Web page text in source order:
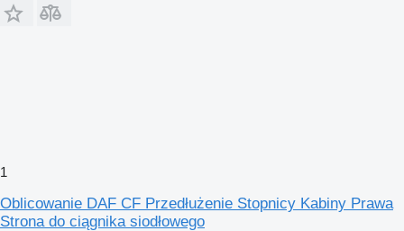
1
Oblicowanie DAF CF Przedłużenie Stopnicy Kabiny Prawa
Strona do ciągnika siodłowego